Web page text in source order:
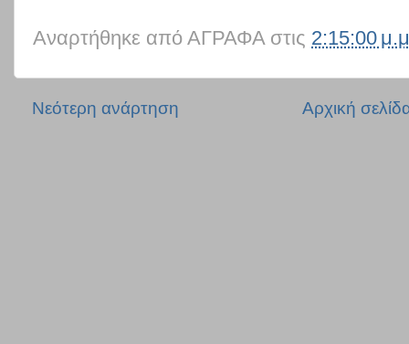
Αναρτήθηκε από ΑΓΡΑΦΑ στις 2:15:00
Νεότερη ανάρτηση Αρχική